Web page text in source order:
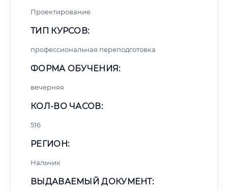
Проектирование
ТИП КУРСОВ:
профессиональная переподготовка
ФОРМА ОБУЧЕНИЯ:
вечерняя
КОЛ-ВО ЧАСОВ:
516
РЕГИОН:
Нальчик
ВЫДАВАЕМЫЙ ДОКУМЕНТ: